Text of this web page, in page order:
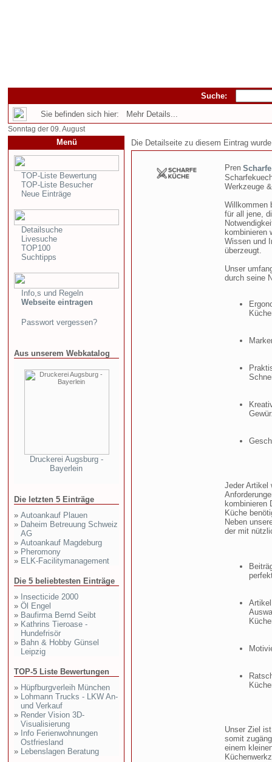
Suche:
Sie befinden sich hier: Mehr Details...
Sonntag der 09. August
Menü
TOP-Liste Bewertung
TOP-Liste Besucher
Neue Einträge
Detailsuche
Livesuche
TOP100
Suchtipps
Info,s und Regeln
Webseite eintragen
Passwort vergessen?
Aus unserem Webkatalog
Druckerei Augsburg -
Bayerlein
Die letzten 5 Einträge
» Autoankauf Plauen
» Daheim Betreuung Schweiz
AG
» Autoankauf Magdeburg
» Pheromony
» ELK-Facilitymanagement
Die 5 beliebtesten Einträge
» Insecticide 2000
» Öl Engel
» Baufirma Bernd Seibt
» Kathrins Tieroase -
Hundefrisör
» Bahn & Hobby Günsel
Leipzig
TOP-5 Liste Bewertungen
» Hüpfburgverleih München
» Lohmann Trucks - LKW An-
und Verkauf
» Render Vision 3D-
Visualisierung
» Info Ferienwohnungen
Ostfriesland
» Lebenslagen Beratung
Die Detailseite zu diesem Eintrag
Werkzeuge
Willkommen
für all jene,
kombinieren
Wissen und
überzeugt.
Unser
durch seine
Jeder Artikel
kombinieren
Küche
Neben
der mit
Unser Ziel
somit
einem